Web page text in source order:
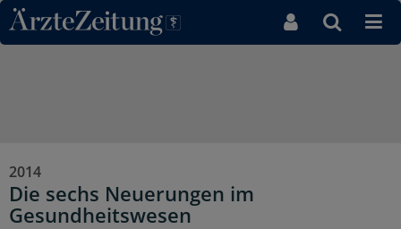
Direkt zum Inhaltsbereich
2014
Die sechs Neuerungen im
Gesundheitswesen